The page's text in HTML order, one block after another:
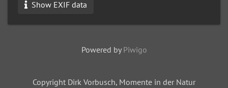
Show EXIF data
Powered by Piwigo
Copyright Dirk Vorbusch, Momente in der Natur